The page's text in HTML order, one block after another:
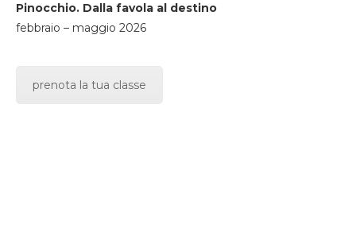
Pinocchio. Dalla favola al destino
febbraio – maggio 2026
prenota la tua classe